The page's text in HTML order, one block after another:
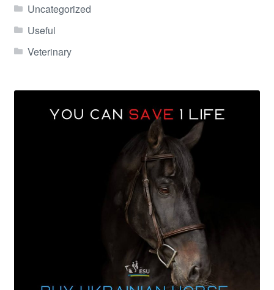
Uncategorized
Useful
Veterinary